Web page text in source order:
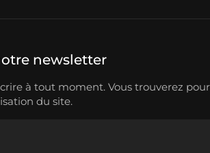
newsletter
à tout moment. Vous trouverez
du site.